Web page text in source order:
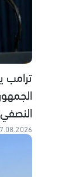
ترامب
النصفي